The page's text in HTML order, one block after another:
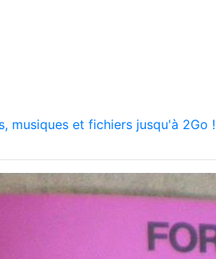
musiques et fichiers jusqu'à 2Go !